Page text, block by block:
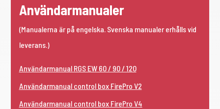
Användarmanualer
(Manualerna är på engelska. Svenska manualer erhålls vid
leverans.)
Användarmanual RGS EW 60 / 90 / 120
Användarmanual control box FirePro V2
Användarmanual control box FirePro V4